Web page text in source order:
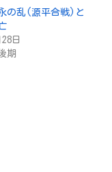
の乱(源平合戦)と
日
期